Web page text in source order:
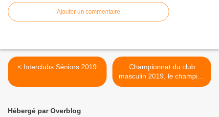
Ajouter un commentaire
< Interclubs Séniors 2019
Championnat du club
masculin 2019, le champion
est... >
Hébergé par Overblog